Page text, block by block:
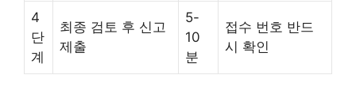
4
단
계
최종 검토 후 신고
제출
5-
10
분
접수 번호 반드
시 확인